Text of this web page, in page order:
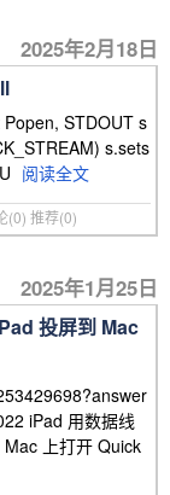
2025年2月18日
STDOUT s
s.sets
阅读全文
(0) 推荐(0)
2025年1月25日
投屏到 Mac
iPad 用数据线
上打开 Quick